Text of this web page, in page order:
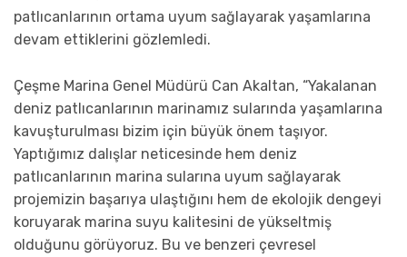
patlıcanlarının ortama uyum sağlayarak yaşamlarına
devam ettiklerini gözlemledi.
Çeşme Marina Genel Müdürü Can Akaltan, “Yakalanan
deniz patlıcanlarının marinamız sularında yaşamlarına
kavuşturulması bizim için büyük önem taşıyor.
Yaptığımız dalışlar neticesinde hem deniz
patlıcanlarının marina sularına uyum sağlayarak
projemizin başarıya ulaştığını hem de ekolojik dengeyi
koruyarak marina suyu kalitesini de yükseltmiş
olduğunu görüyoruz. Bu ve benzeri çevresel